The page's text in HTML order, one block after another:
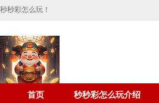
秒秒彩怎么玩！
首页 秒秒彩怎么玩介绍